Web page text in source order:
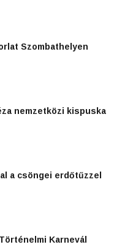
Szombathelyen
nemzetközi kispuska
a csöngei erdőtűzzel
Karnevál